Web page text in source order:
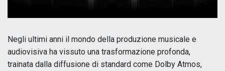
Negli ultimi anni il mondo della produzione musicale e
audiovisiva ha vissuto una trasformazione profonda,
trainata dalla diffusione di standard come Dolby Atmos,